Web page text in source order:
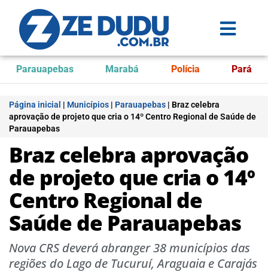
Parauapebas Marabá Polícia Pará
Página inicial | Municípios | Parauapebas | Braz celebra
aprovação de projeto que cria o 14º Centro Regional de Saúde de
Parauapebas
Braz celebra aprovação
de projeto que cria o 14º
Centro Regional de
Saúde de Parauapebas
Nova CRS deverá abranger 38 municípios das
regiões do Lago de Tucuruí, Araguaia e Carajás